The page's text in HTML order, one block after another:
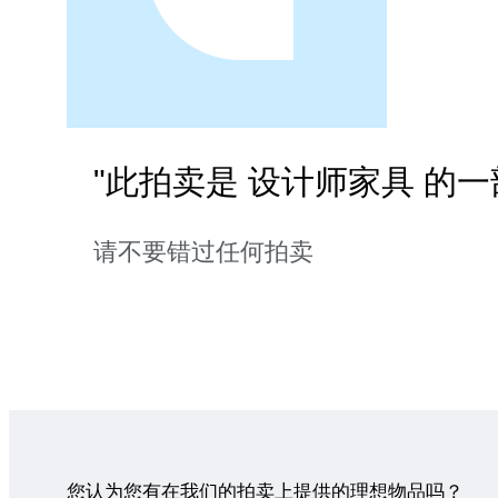
"此拍卖是 设计师家具 的
请不要错过任何拍卖
您认为您有在我们的拍卖上提供的理想物品吗？